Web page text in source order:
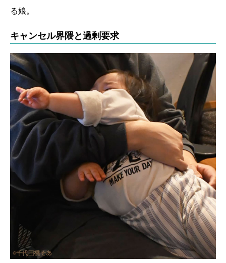
る娘。
キャンセル界隈と過剰要求